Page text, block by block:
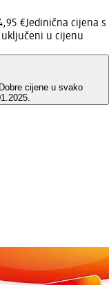
€Jedinična cijena s
u cijenu
Dobre cijene u svako